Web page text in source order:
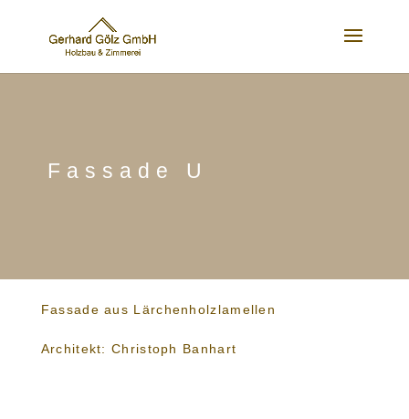
Fassade U
Fassade aus Lärchenholzlamellen
Architekt: Christoph Banhart